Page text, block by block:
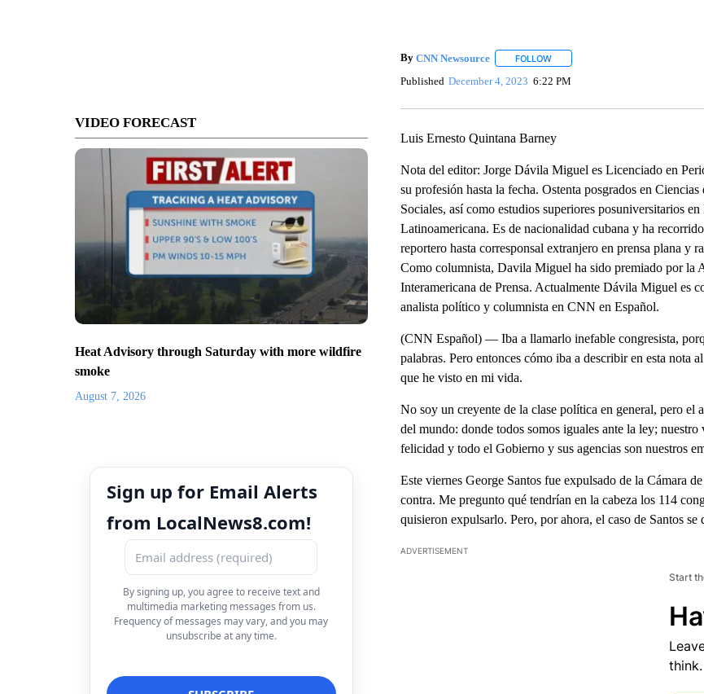
VIDEO FORECAST
Heat Advisory through Saturday with more wildfire
smoke
August 7, 2026
Sign up for Email Alerts
from LocalNews8.com!
By signing up, you agree to receive text and
multimedia marketing messages from us.
Frequency of messages may vary, and you may
unsubscribe at any time.
By CNN Newsource FOLLOWFOLLOW "" TO RECEIVE
Published December 4, 2023 6:22 PM
Luis Ernesto Quintana Barney
Nota del editor: Jorge Dávila Miguel es Licenciado en
su profesión hasta la fecha. Ostenta posgrados en
Sociales, así como estudios superiores posuniversitarios
Latinoamericana. Es de nacionalidad cubana y ha
reportero hasta corresponsal extranjero en prensa plana y
Como columnista, Davila Miguel ha sido premiado por la
Interamericana de Prensa. Actualmente Dávila Miguel es
analista político y columnista en CNN en Español.
(CNN Español) — Iba a llamarlo inefable congresista,
palabras. Pero entonces cómo iba a describir en esta
que he visto en mi vida.
No soy un creyente de la clase política en general, pero el
del mundo: donde todos somos iguales ante la ley;
felicidad y todo el Gobierno y sus agencias son nuestros
Este viernes George Santos fue expulsado de la Cámara
contra. Me pregunto qué tendrían en la cabeza los 114
quisieron expulsarlo. Pero, por ahora, el caso de Santos
ADVERTISEMENT
Start
think.